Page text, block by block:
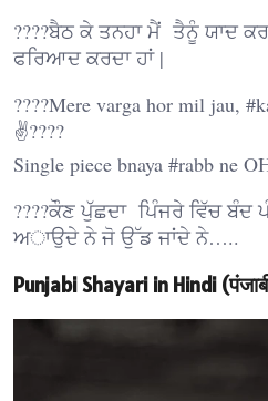
????ਬੈਠ ਕੇ ਤਨਹਾ ਮੈਂ ਤੈਨੂੰ ਯਾਦ
ਫਰਿਆਦ ਕਰਦਾ ਹਾਂ |
????Mere varga hor mil jau,
✌????
Single piece bnaya #rabb ne
????ਕੌਣ ਪੁੱਛਦਾ ਪਿੰਜਰੇ ਵਿੱਚ ਬੰਦ
ਅਾਉਦੇ ਨੇ ਜੋ ਉੱਡ ਜਾਂਦੇ ਨੇ…..
Punjabi Shayari in Hindi